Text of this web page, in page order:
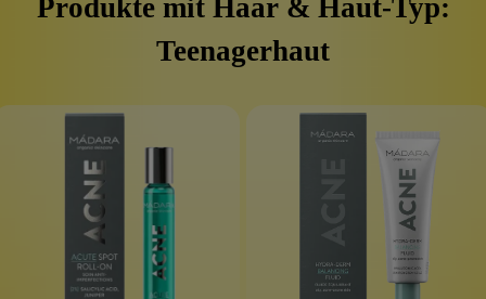
Produkte mit Haar & Haut-Typ:
Teenagerhaut